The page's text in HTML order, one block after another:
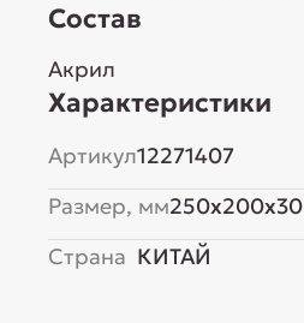
Состав
Акрил
Характеристики
Артикул12271407
Размер, мм250x200x30
Страна КИТАЙ